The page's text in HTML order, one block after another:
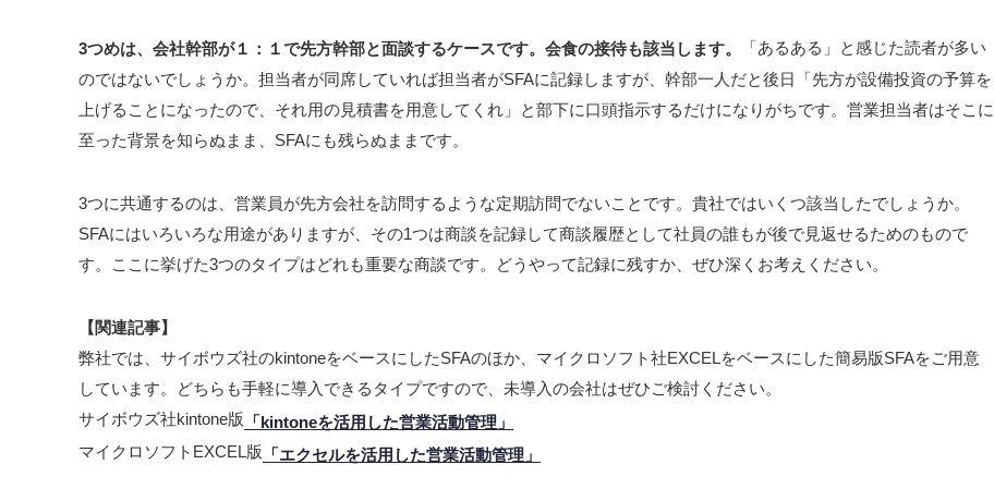
3つめは、会社幹部が１：１で先方幹部と面談するケースです。会食の接待も該当します。
「あるある」と感じた読者が多い
のではないでしょうか。担当者が同席していれば担当者がSFAに記録しますが、幹部一人だと後日「先方が設備投資の予算を
上げることになったので、それ用の見積書を用意してくれ」と部下に口頭指示するだけになりがちです。営業担当者はそこに
至った背景を知らぬまま、SFAにも残らぬままです。
3つに共通するのは、営業員が先方会社を訪問するような定期訪問でないことです。貴社ではいくつ該当したでしょうか。
SFAにはいろいろな用途がありますが、その1つは商談を記録して商談履歴として社員の誰もが後で見返せるためのもので
す。ここに挙げた3つのタイプはどれも重要な商談です。どうやって記録に残すか、ぜひ深くお考えください。
【関連記事】
弊社では、サイボウズ社のkintoneをベースにしたSFAのほか、マイクロソフト社EXCELをベースにした簡易版SFAをご用意
しています。どちらも手軽に導入できるタイプですので、未導入の会社はぜひご検討ください。
サイボウズ社kintone版
「kintoneを活用した営業活動管理」
マイクロソフトEXCEL版 「エクセルを活用した営業活動管理」